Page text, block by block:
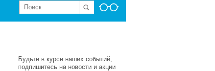
Будьте в курсе наших событий,
подпишитесь на новости и акции